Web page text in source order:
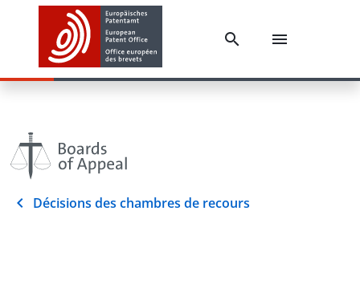
Décisions des chambres de recours